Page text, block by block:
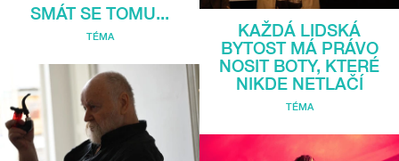
SMÁT SE TOMU...
TÉMA
KAŽDÁ LIDSKÁ
BYTOST MÁ PRÁVO
NOSIT BOTY, KTERÉ
NIKDE NETLAČÍ
TÉMA